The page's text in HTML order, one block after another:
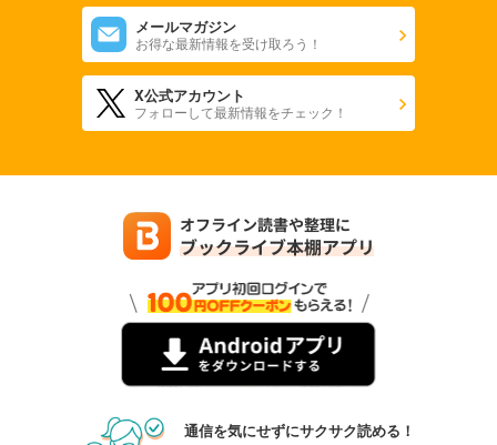
メールマガジン
お得な最新情報を受け取ろう！
X公式アカウント
フォローして最新情報をチェック！
通信を気にせずにサクサク読める！